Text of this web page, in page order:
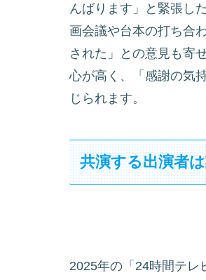
んばります」と緊張し
画会議や台本の打ち合
された」との意見も寄
心が高く、「感謝の気
じられます。
共演する出演者
2025年の「24時間テレ